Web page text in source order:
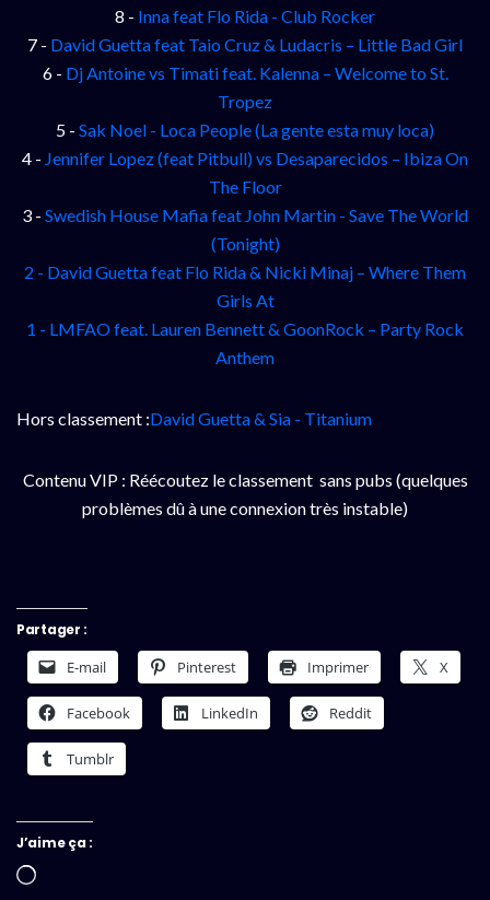
8 - Inna feat Flo Rida - Club Rocker
7 - David Guetta feat Taio Cruz & Ludacris – Little Bad Girl
6 - Dj Antoine vs Timati feat. Kalenna – Welcome to St.
Tropez
5 - Sak Noel - Loca People (La gente esta muy loca)
4 - Jennifer Lopez (feat Pitbull) vs Desaparecidos – Ibiza On
The Floor
3 - Swedish House Mafia feat John Martin - Save The World
(Tonight)
2 - David Guetta feat Flo Rida & Nicki Minaj – Where Them
Girls At
1 - LMFAO feat. Lauren Bennett & GoonRock – Party Rock
Anthem
Hors classement :David Guetta & Sia - Titanium
Contenu VIP : Réécoutez le classement sans pubs (quelques
problèmes dû à une connexion très instable)
Partager :
E-mail Pinterest Imprimer X
Facebook LinkedIn Reddit
Tumblr
J’aime ça :
Chargement…